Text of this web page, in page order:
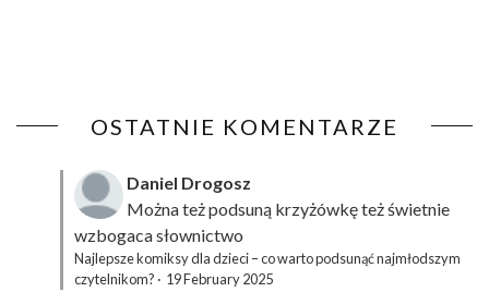
OSTATNIE KOMENTARZE
Daniel Drogosz
Można też podsuną krzyżówkęteż świetnie
wzbogaca słownictwo
Najlepsze komiksy dla dzieci – co warto podsunąć najmłodszym
czytelnikom? · 19 February 2025